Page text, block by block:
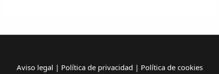
Aviso legal | Política de privacidad | Política de cookies